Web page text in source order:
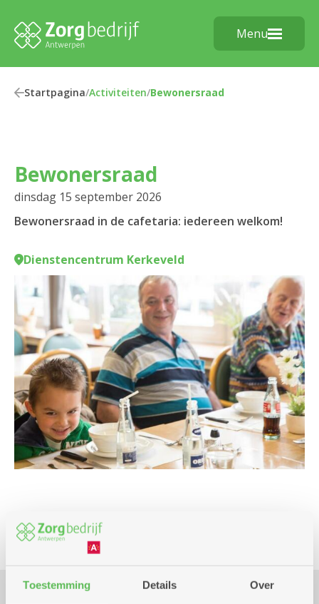
Toestemming Details Over
Menu
Startpagina/Activiteiten/Bewonersraad
Bewonersraad
dinsdag 15 september 2026
Bewonersraad in de cafetaria: iedereen welkom!
Dienstencentrum Kerkeveld
Infosessie